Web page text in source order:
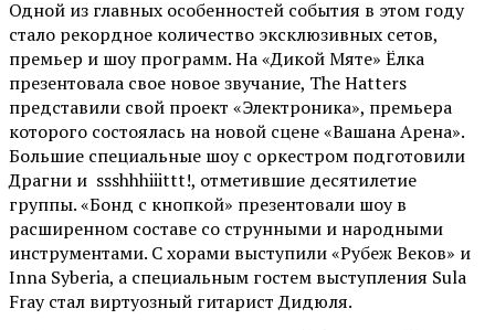
Одной из главных особенностей события в этом году
стало рекордное количество эксклюзивных сетов,
премьер и шоу программ. На «Дикой Мяте» Ёлка
презентовала свое новое звучание, The Hatters
представили свой проект «Электроника», премьера
которого состоялась на новой сцене «Вашана Арена».
Большие специальные шоу с оркестром подготовили
Драгни и ssshhhiiittt!, отметившие десятилетие
группы. «Бонд с кнопкой» презентовали шоу в
расширенном составе со струнными и народными
инструментами. С хорами выступили «Рубеж Веков» и
Inna Syberia, а специальным гостем выступления Sula
Fray стал виртуозный гитарист Дидюля.